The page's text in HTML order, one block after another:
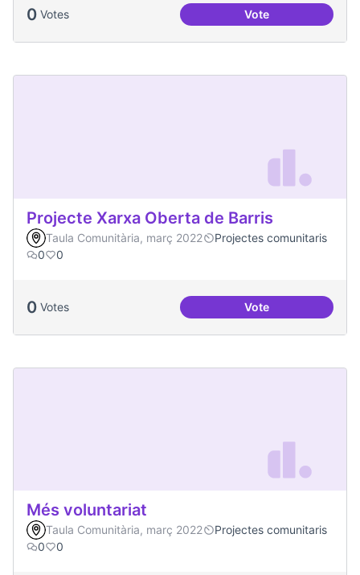
0 Votes VoteDinàmiques
Projecte Xarxa Oberta de Barris
Taula Comunitària, març 2022
Projectes comunitaris
0
0
0 Votes VoteProjecte Xarxa
Més voluntariat
Taula Comunitària, març 2022
Projectes comunitaris
0
0